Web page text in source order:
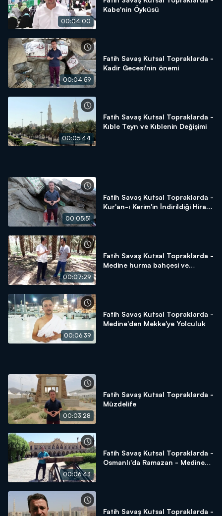
00:04:00
Kabe'nin Öyküsü
00:04:59
Fatih Savaş Kutsal Topraklarda -
Kadir Gecesi'nin önemi
00:05:44
Fatih Savaş Kutsal Topraklarda -
Kıble Teyn ve Kıblenin Değişimi
00:05:51
Fatih Savaş Kutsal Topraklarda -
Kur'an-ı Kerim'in İndirildiği Hira
00:07:29
Fatih Savaş Kutsal Topraklarda -
Medine hurma bahçesi ve
00:06:39
Fatih Savaş Kutsal Topraklarda -
Medine'den Mekke'ye Yolculuk
00:03:28
Fatih Savaş Kutsal Topraklarda -
Müzdelife
00:06:43
Fatih Savaş Kutsal Topraklarda -
Osmanlı'da Ramazan - Medine
Fatih Savaş Kutsal Topraklarda -